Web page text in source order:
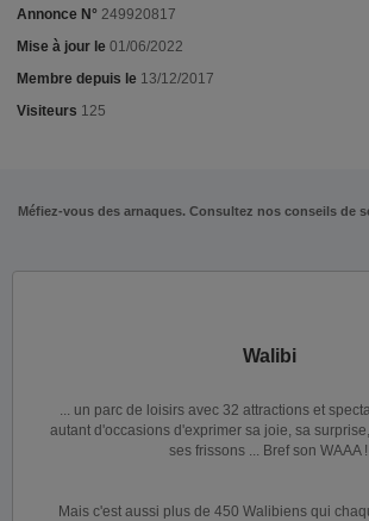
Annonce N° 249920817
Mise à jour le 01/06/2022
Membre depuis le 13/12/2017
Visiteurs 125
Méfiez-vous des arnaques. Consultez nos conseils de
Walibi
... un parc de loisirs avec 32 attractions et
autant d'occasions d'exprimer sa joie, sa
ses frissons ... Bref son WAAA !!
Mais c'est aussi plus de 450 Walibiens qui